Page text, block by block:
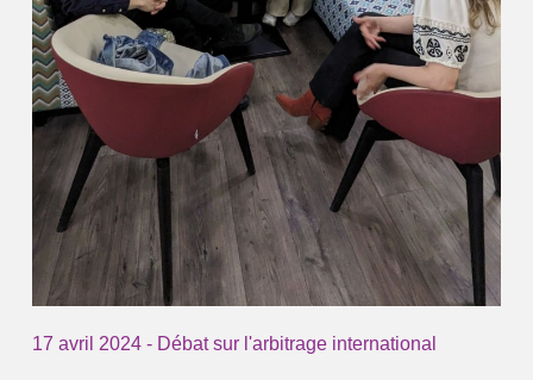
17 avril 2024 - Débat sur l'arbitrage international